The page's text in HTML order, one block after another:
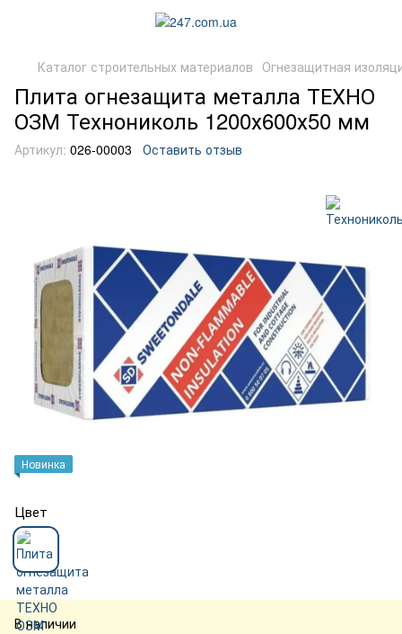
Каталог строительных материалов Огнезащитная
Плита огнезащита металла ТЕХНО
ОЗМ Технониколь 1200х600х50 мм
Артикул: 026-00003 Оставить отзыв
Новинка
Цвет
В наличии